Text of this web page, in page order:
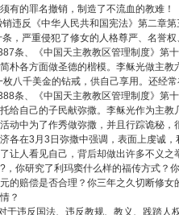
有的罪名撤销，制造了不流血的教难！
违反《中华人民共和国宪法》第二章
，严重侵犯了修女的人格尊严、名誉权
条、《中国天主教教区管理制度》第
朴各方面做圣德的楷模。李稣光做主
八千美金的钻戒，供自己享用。还经常
条、《中国天主教教区管理制度》第
给自己的子民献弥撒。李稣光作为主
动中为了作秀做弥撒，并且行踪诡秘，
各在3月3日弥撒中强调，表面上虔诚
让人看见自己，背后却做出许多不义
，你研究了利玛窦什么样的福传方式？
的赔偿是否合理？你三年之久切断修
？
于违反国法、违反教规、教义、践踏人